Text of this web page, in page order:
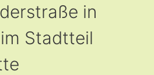
in
Stadtteil